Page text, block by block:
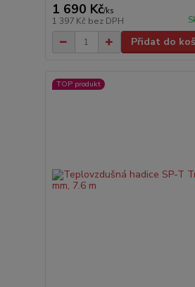
1 690 Kč/ks
1 397 Kč bez DPH
Přidat do
TOP produkt